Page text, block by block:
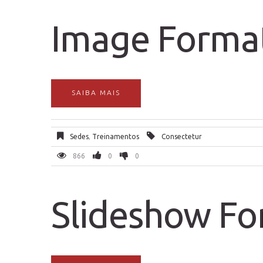
Image
SAIBA MAIS
Sedes, Treinamentos Consectetur
866 0 0
Slideshow